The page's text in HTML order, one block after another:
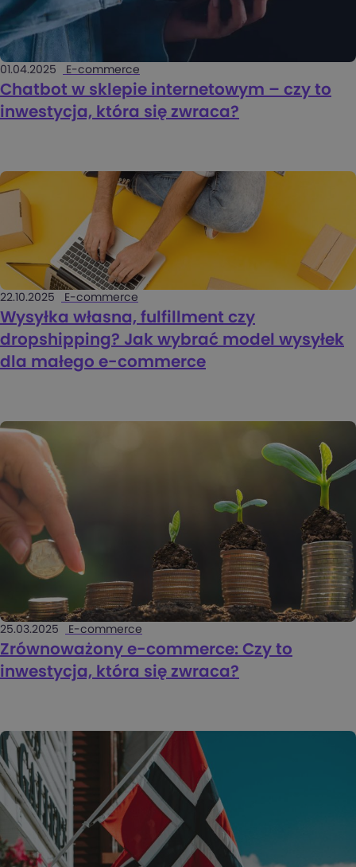
01.04.2025 E-commerce
Chatbot w sklepie internetowym – czy to
inwestycja, która się zwraca?
22.10.2025 E-commerce
Wysyłka własna, fulfillment czy
dropshipping? Jak wybrać model wysyłek
dla małego e-commerce
25.03.2025 E-commerce
Zrównoważony e-commerce: Czy to
inwestycja, która się zwraca?